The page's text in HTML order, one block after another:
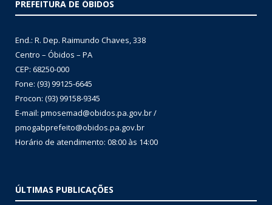
PREFEITURA DE ÓBIDOS
End.: R. Dep. Raimundo Chaves, 338
Centro – Óbidos – PA
CEP: 68250-000
Fone: (93) 99125-6645
Procon: (93) 99158-9345
E-mail: pmosemad@obidos.pa.gov.br /
pmogabprefeito@obidos.pa.gov.br
Horário de atendimento: 08:00 às 14:00
ÚLTIMAS PUBLICAÇÕES